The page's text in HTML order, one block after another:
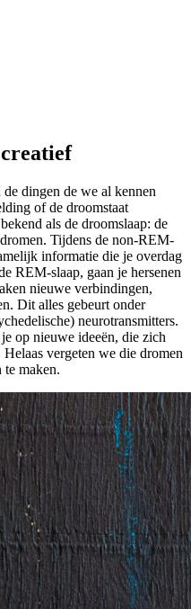
dingen de we al kennen
of de droomstaat
als de droomslaap: de
Tijdens de non-REM-
informatie die je overdag
REM-slaap, gaan je hersenen
nieuwe verbindingen,
Dit alles gebeurt onder
neurotransmitters.
op nieuwe ideeën, die zich
vergeten we die dromen
te maken.